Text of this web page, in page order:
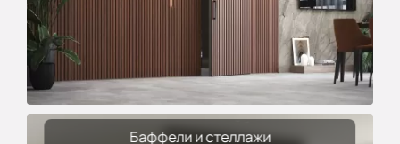
Баффели и стеллажи